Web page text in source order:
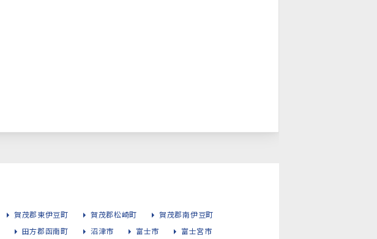
賀茂郡東伊豆町 賀茂郡松崎町
賀茂郡南伊豆町
田方郡函南町 沼津市 富士市
富士宮市